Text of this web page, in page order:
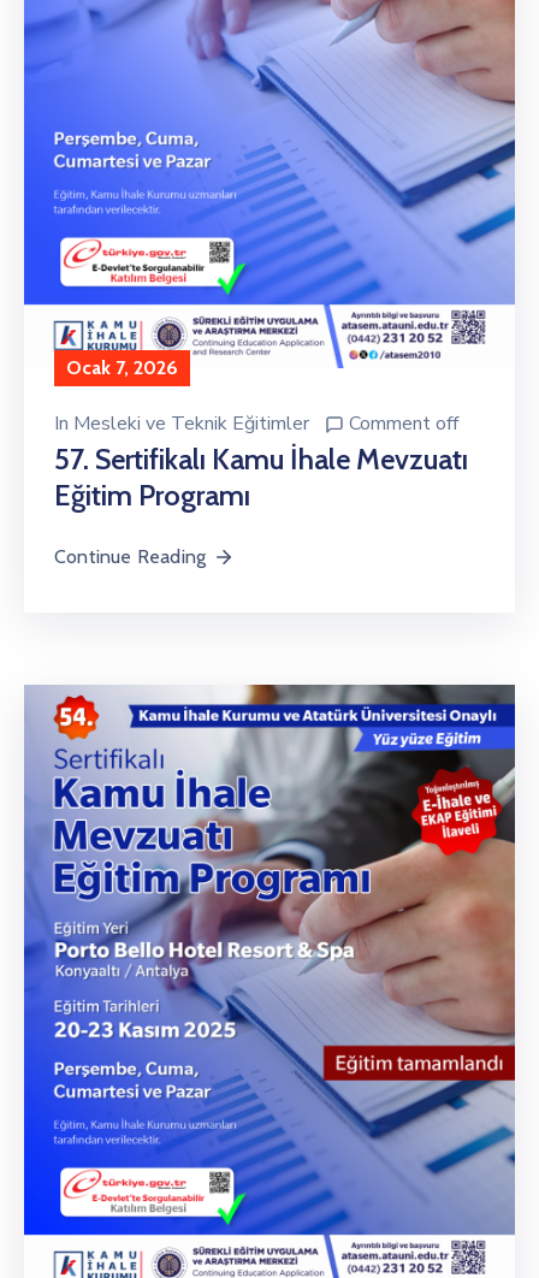
Ocak 7, 2026
In Mesleki ve Teknik Eğitimler Comment off
57. Sertifikalı Kamu İhale Mevzuatı
Eğitim Programı
Continue Reading